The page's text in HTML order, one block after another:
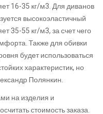
16-35 кг/м3. Для диванов
высокоэластичный
35-55 кг/м3, за счет чего
Также для обивки
будет использоваться
характеристик, но
Полянкин.
на изделия и
стоимость заказа.